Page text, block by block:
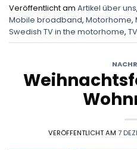
Veröffentlicht am Artikel über uns,
Mobile broadband, Motorhome,
Swedish TV in the motorhome,
VERÖFFENTLICHT AM 7